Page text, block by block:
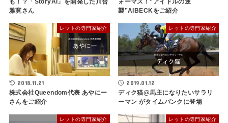
も！？「StoryAI」を開発した川合
雅寛さん
ォーマス！”アイドルの逆
襲”AIBECKをご紹介
レットの専門家紹介
2018.11.21
株式会社Queendom代表 あやにー
さんをご紹介
レットの専門家紹介
2019.01.12
ディク猫@馬主になりたいサラリ
ーマン がタイムバンクに登場
レットの専門家紹介 レットの専門家紹介